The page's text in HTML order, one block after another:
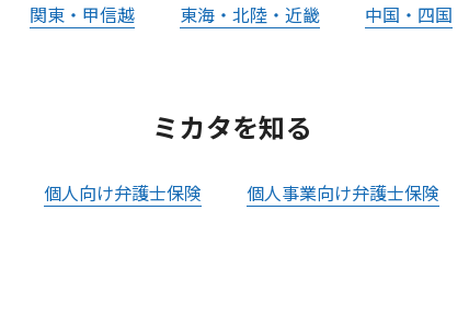
関東・甲信越 東海・北陸・近畿 中国・四国
ミカタを知る
個人向け弁護士保険 個人事業向け弁護士保険